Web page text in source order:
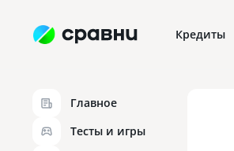
Кредиты
Главное
Тесты и игры